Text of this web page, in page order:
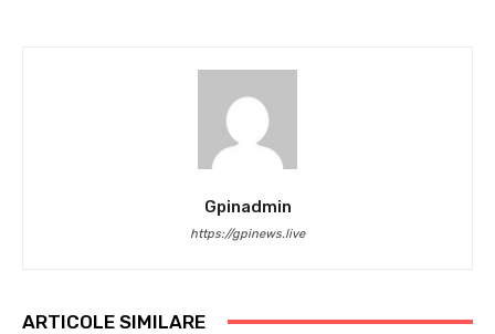
Gpinadmin
https://gpinews.live
ARTICOLE SIMILARE